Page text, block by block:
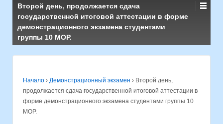
Второй день, продолжается сдача
государственной итоговой аттестации в форме
демонстрационного экзамена студентами
группы 10 МОР.
Начало › Демонстрационный экзамен › Второй день,
продолжается сдача государственной итоговой аттестации в
форме демонстрационного экзамена студентами группы 10
МОР.